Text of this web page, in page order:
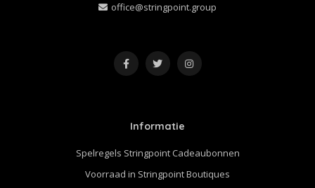
office@stringpoint.group
Informatie
Spelregels Stringpoint Cadeaubonnen
Voorraad in Stringpoint Boutiques